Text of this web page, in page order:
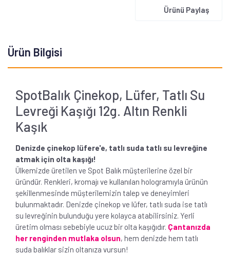
Ürünü Paylaş
Ürün Bilgisi
SpotBalık Çinekop, Lüfer, Tatlı Su
Levreği Kaşığı 12g. Altın Renkli
Kaşık
Denizde çinekop lüfere'e, tatlı suda tatlı su levreğine
atmak için olta kaşığı!
Ülkemizde üretilen ve Spot Balık müşterilerine özel bir
üründür. Renkleri, kromajı ve kullanılan hologramıyla ürünün
şekillenmesinde müşterilemizin talep ve deneyimleri
bulunmaktadır. Denizde çinekop ve lüfer, tatlı suda ise tatlı
su levreğinin bulunduğu yere kolayca atabilirsiniz. Yerli
üretim olması sebebiyle ucuz bir olta kaşığıdır. Çantanızda
her renginden mutlaka olsun, hem denizde hem tatlı
suda balıklar sizin oltanıza vursun!